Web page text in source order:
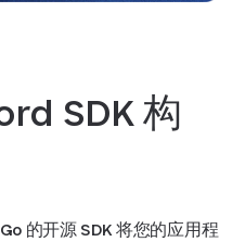
SDK 构
的开源 SDK 将您的应用程